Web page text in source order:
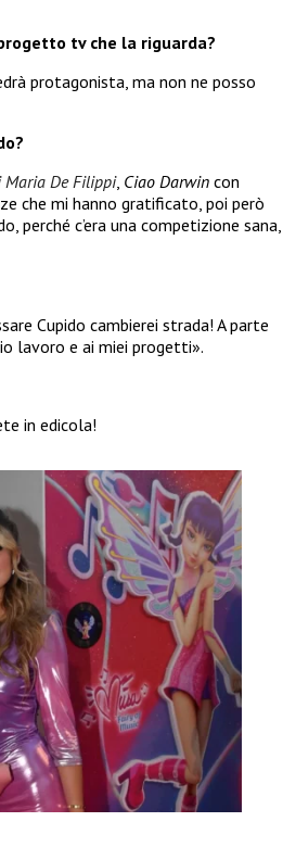
tv che la riguarda?
protagonista, ma non ne posso
Maria De Filippi, Ciao Darwin con
che mi hanno gratificato, poi però
perché c’era una competizione sana,
Cupido cambierei strada! A parte
lavoro e ai miei progetti».
in edicola!